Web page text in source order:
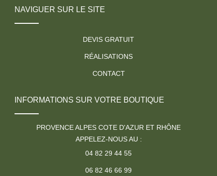
NAVIGUER SUR LE SITE
DEVIS GRATUIT
RÉALISATIONS
CONTACT
INFORMATIONS SUR VOTRE BOUTIQUE
PROVENCE ALPES COTE D'AZUR ET RHÔNE
APPELEZ-NOUS AU :
04 82 29 44 55
06 82 46 66 99